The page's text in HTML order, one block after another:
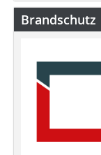
Brandschutz